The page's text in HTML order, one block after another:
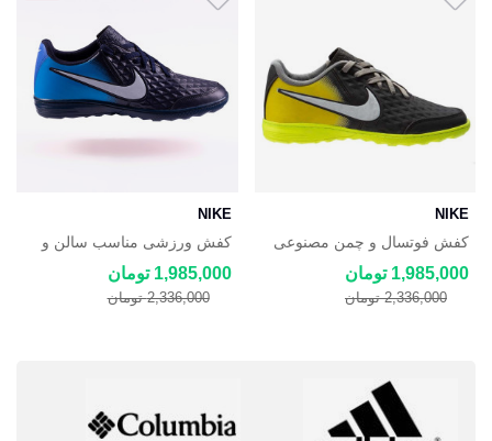
NIKE
کفش فوتسال و چمن مصنوعی
نایک مجیستا Nike Magista
1,985,000 تومان
2,336,000 تومان
NIKE
کفش ورزشی مناسب سالن و
چمن مصنوعی نایکی
1,985,000 تومان
2,336,000 تومان